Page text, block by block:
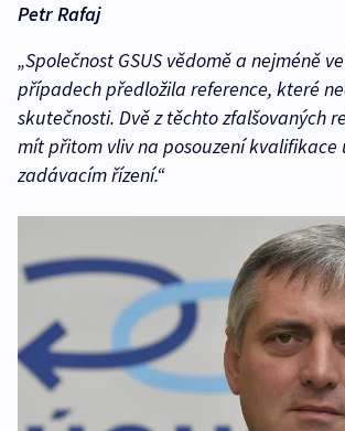
Petr Rafaj
„Společnost GSUS vědomě a nejméně
případech předložila reference, které
skutečnosti. Dvě z těchto zfalšovaných
mít přitom vliv na posouzení kvalifikace
zadávacím řízení.“